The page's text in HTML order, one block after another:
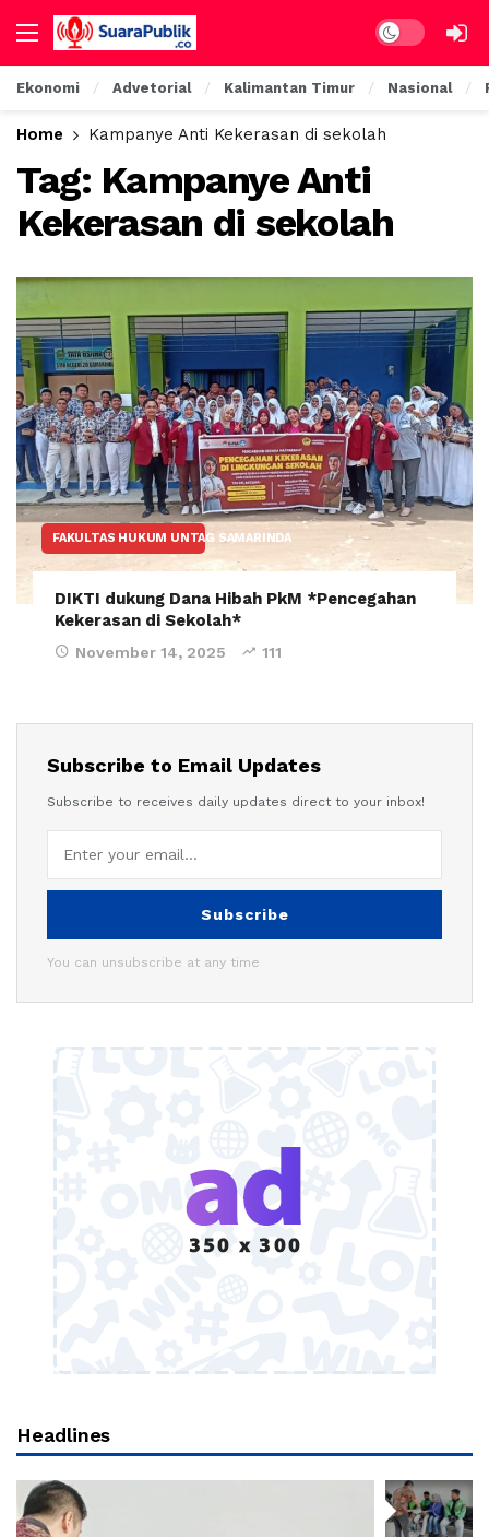
Ekonomi Advetorial Kalimantan Timur Nasional
Home Kampanye Anti Kekerasan di sekolah
Tag: Kampanye Anti
Kekerasan di sekolah
FAKULTAS HUKUM UNTAG SAMARINDA
DIKTI dukung Dana Hibah PkM *Pencegahan
Kekerasan di Sekolah*
November 14, 2025 111
Subscribe to Email Updates
Subscribe to receives daily updates direct to your inbox!
Subscribe
You can unsubscribe at any time
Headlines